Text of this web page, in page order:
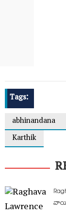
Tags:
abhinandana
Karthik